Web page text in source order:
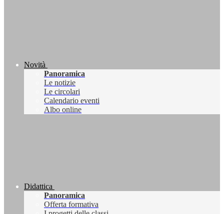
Novità
Panoramica
Le notizie
Le circolari
Calendario eventi
Albo online
Didattica
Panoramica
Offerta formativa